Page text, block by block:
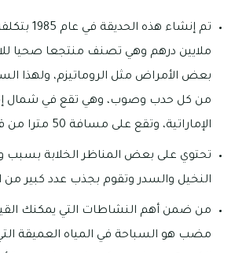
تم إنشاء هذه
ملايين درهم وهي تصنف منتجعا صحيا
بعض الأمراض مثل الروماتيزم، ولهذا
من كل حدب وصوب، وهي تقع في شمال
الإماراتية، وتقع على مسافة 50 مترا من قلعة الفجيرة.
تحتوي على بعض المناظر الخلابة بسبب
النخيل والسدر وتقوم بجذب عدد كبير من
من ضمن أهم النشاطات التي يمكنك
مضب هو السباحة في المياه العميقة